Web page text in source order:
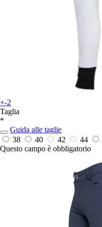
+-2
Taglia
*
Guida alle taglie
38
40 42 44
Questo campo è obbligatorio